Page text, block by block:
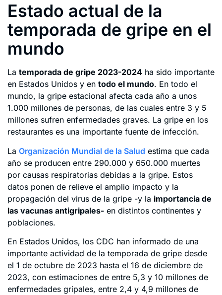
Estado actual de la
temporada de gripe en el
mundo
La temporada de gripe 2023-2024 ha sido importante
en Estados Unidos y en todo el mundo. En todo el
mundo, la gripe estacional afecta cada año a unos
1.000 millones de personas, de las cuales entre 3 y 5
millones sufren enfermedades graves. La gripe en los
restaurantes es una importante fuente de infección.
La Organización Mundial de la Salud estima que cada
año se producen entre 290.000 y 650.000 muertes
por causas respiratorias debidas a la gripe. Estos
datos ponen de relieve el amplio impacto y la
propagación del virus de la gripe -y la importancia de
las vacunas antigripales- en distintos continentes y
poblaciones.
En Estados Unidos, los CDC han informado de una
importante actividad de la temporada de gripe desde
el 1 de octubre de 2023 hasta el 16 de diciembre de
2023, con estimaciones de entre 5,3 y 10 millones de
enfermedades gripales, entre 2,4 y 4,9 millones de